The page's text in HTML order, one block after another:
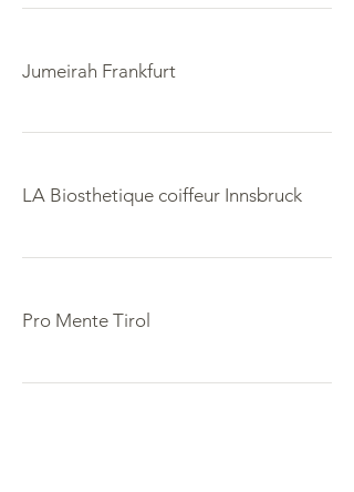
Jumeirah Frankfurt
LA Biosthetique coiffeur Innsbruck
Pro Mente Tirol